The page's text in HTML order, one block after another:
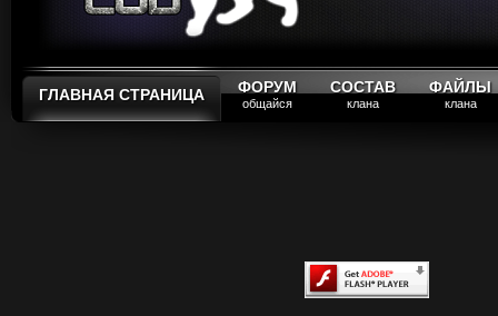
ГЛАВНАЯ СТРАНИЦА ФОРУМ
общайся
СОСТАВ
клана
ФАЙЛЫ
клана